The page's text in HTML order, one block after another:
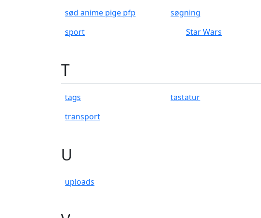
sød anime pige pfp
søgning
sport
Star Wars
T
tags tastatur
transport
U
uploads